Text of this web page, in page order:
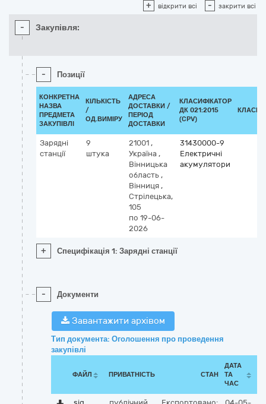
+ відкрити всі - закрити всі
- Закупівля:
- Позиції
КОНКРЕТНА
НАЗВА
ПРЕДМЕТА
ЗАКУПІВЛІ
КІЛЬКІСТЬ
/
ОД.ВИМІРУ
АДРЕСА
ДОСТАВКИ /
ПЕРІОД
ДОСТАВКИ
КЛАСИФІКАТОР
ДК 021:2015
(CPV)
Зарядні
станції
9
штука
21001 ,
Україна ,
Вінницька
область ,
Вінниця ,
Стрілецька,
105
по 19-06-
2026
31430000-9
Електричні
акумулятори
+ Специфікація 1: Зарядні станції
- Документи
Завантажити архівом
Тип документа: Оголошення про проведення
закупівлі
ФАЙЛ ПРИВАТНІСТЬ СТАН
ДАТА
ТА
ЧАС